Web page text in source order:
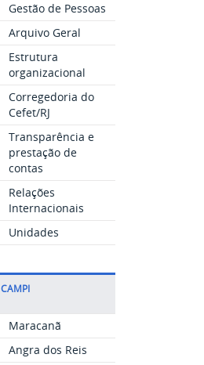
Gestão de Pessoas
Arquivo Geral
Estrutura
organizacional
Corregedoria do
Cefet/RJ
Transparência e
prestação de
contas
Relações
Internacionais
Unidades
CAMPI
Maracanã
Angra dos Reis